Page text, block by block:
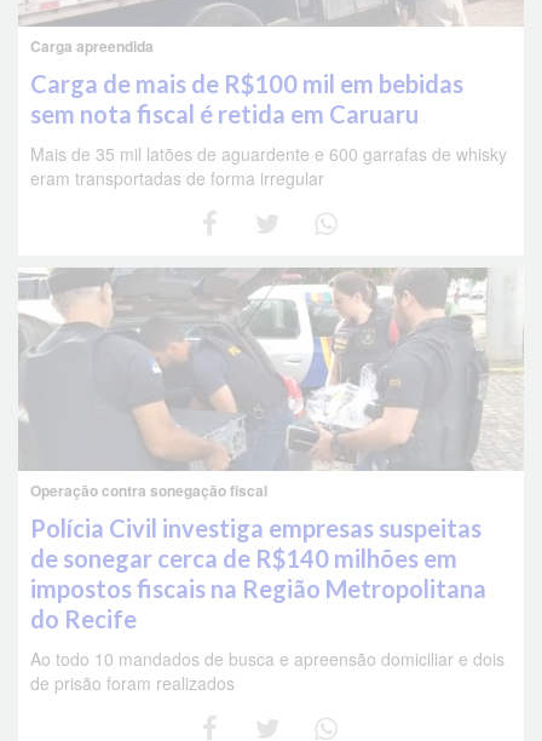
Carga apreendida
Carga de mais de R$100 mil em bebidas
sem nota fiscal é retida em Caruaru
Mais de 35 mil latões de aguardente e 600 garrafas de whisky
eram transportadas de forma irregular
Operação contra sonegação fiscal
Polícia Civil investiga empresas suspeitas
de sonegar cerca de R$140 milhões em
impostos fiscais na Região Metropolitana
do Recife
Ao todo 10 mandados de busca e apreensão domiciliar e dois
de prisão foram realizados